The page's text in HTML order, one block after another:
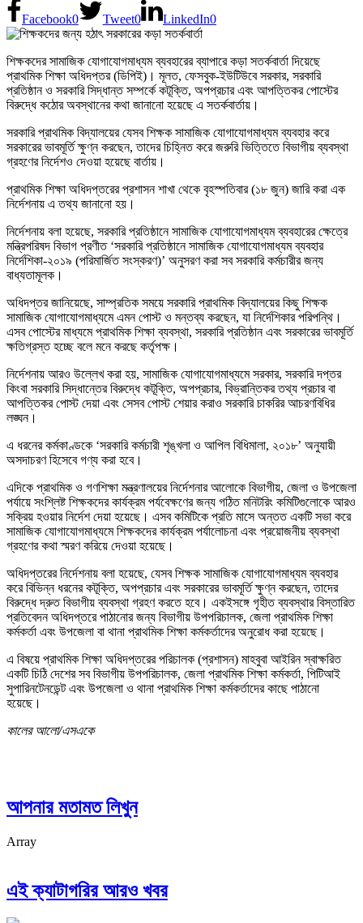
Facebook0 Tweet0 LinkedIn0
শিক্ষকদের সামাজিক যোগাযোগমাধ্যম ব্যবহারের ব্যাপারে কড়া সতর্কবার্তা দিয়েছে
প্রাথমিক শিক্ষা অধিদপ্তর (ডিপিই)। মূলত, ফেসবুক-ইউটিউবে সরকার, সরকারি
প্রতিষ্ঠান ও সরকারি সিদ্ধান্ত সম্পর্কে কটূক্তি, অপপ্রচার এবং আপত্তিকর পোস্টের
বিরুদ্ধে কঠোর অবস্থানের কথা জানানো হয়েছে এ সতর্কবার্তায়।
সরকারি প্রাথমিক বিদ্যালয়ের যেসব শিক্ষক সামাজিক যোগাযোগমাধ্যম ব্যবহার করে
সরকারের ভাবমূর্তি ক্ষুণ্ন করছেন, তাদের চিহ্নিত করে জরুরি ভিত্তিতে বিভাগীয় ব্যবস্থা
গ্রহণের নির্দেশও দেওয়া হয়েছে বার্তায়।
প্রাথমিক শিক্ষা অধিদপ্তরের প্রশাসন শাখা থেকে বৃহস্পতিবার (১৮ জুন) জারি করা এক
নির্দেশনায় এ তথ্য জানানো হয়।
নির্দেশনায় বলা হয়েছে, সরকারি প্রতিষ্ঠানে সামাজিক যোগাযোগমাধ্যম ব্যবহারের ক্ষেত্রে
মন্ত্রিপরিষদ বিভাগ প্রণীত ‘সরকারি প্রতিষ্ঠানে সামাজিক যোগাযোগমাধ্যম ব্যবহার
নির্দেশিকা-২০১৯ (পরিমার্জিত সংস্করণ)’ অনুসরণ করা সব সরকারি কর্মচারীর জন্য
বাধ্যতামূলক।
অধিদপ্তর জানিয়েছে, সাম্প্রতিক সময়ে সরকারি প্রাথমিক বিদ্যালয়ের কিছু শিক্ষক
সামাজিক যোগাযোগমাধ্যমে এমন পোস্ট ও মন্তব্য করছেন, যা নির্দেশিকার পরিপন্থি।
এসব পোস্টের মাধ্যমে প্রাথমিক শিক্ষা ব্যবস্থা, সরকারি প্রতিষ্ঠান এবং সরকারের ভাবমূর্তি
ক্ষতিগ্রস্ত হচ্ছে বলে মনে করছে কর্তৃপক্ষ।
নির্দেশনায় আরও উল্লেখ করা হয়, সামাজিক যোগাযোগমাধ্যমে সরকার, সরকারি দপ্তর
কিংবা সরকারি সিদ্ধান্তের বিরুদ্ধে কটূক্তি, অপপ্রচার, বিভ্রান্তিকর তথ্য প্রচার বা
আপত্তিকর পোস্ট দেয়া এবং সেসব পোস্ট শেয়ার করাও সরকারি চাকরির আচরণবিধির
লঙ্ঘন।
এ ধরনের কর্মকাণ্ডকে ‘সরকারি কর্মচারী শৃঙ্খলা ও আপিল বিধিমালা, ২০১৮’ অনুযায়ী
অসদাচরণ হিসেবে গণ্য করা হবে।
এদিকে প্রাথমিক ও গণশিক্ষা মন্ত্রণালয়ের নির্দেশনার আলোকে বিভাগীয়, জেলা ও উপজেলা
পর্যায়ে সংশ্লিষ্ট শিক্ষকদের কার্যক্রম পর্যবেক্ষণের জন্য গঠিত মনিটরিং কমিটিগুলোকে আরও
সক্রিয় হওয়ার নির্দেশ দেয়া হয়েছে। এসব কমিটিকে প্রতি মাসে অন্তত একটি সভা করে
সামাজিক যোগাযোগমাধ্যমে শিক্ষকদের কার্যক্রম পর্যালোচনা এবং প্রয়োজনীয় ব্যবস্থা
গ্রহণের কথা স্মরণ করিয়ে দেওয়া হয়েছে।
অধিদপ্তরের নির্দেশনায় বলা হয়েছে, যেসব শিক্ষক সামাজিক যোগাযোগমাধ্যম ব্যবহার
করে বিভিন্ন ধরনের কটূক্তি, অপপ্রচার এবং সরকারের ভাবমূর্তি ক্ষুণ্ন করছেন, তাদের
বিরুদ্ধে দ্রুত বিভাগীয় ব্যবস্থা গ্রহণ করতে হবে। একইসঙ্গে গৃহীত ব্যবস্থার বিস্তারিত
প্রতিবেদন অধিদপ্তরে পাঠানোর জন্য বিভাগীয় উপপরিচালক, জেলা প্রাথমিক শিক্ষা
কর্মকর্তা এবং উপজেলা বা থানা প্রাথমিক শিক্ষা কর্মকর্তাদের অনুরোধ করা হয়েছে।
এ বিষয়ে প্রাথমিক শিক্ষা অধিদপ্তরের পরিচালক (প্রশাসন) মাহবুবা আইরিন স্বাক্ষরিত
একটি চিঠি দেশের সব বিভাগীয় উপপরিচালক, জেলা প্রাথমিক শিক্ষা কর্মকর্তা, পিটিআই
সুপারিনটেনডেন্ট এবং উপজেলা ও থানা প্রাথমিক শিক্ষা কর্মকর্তাদের কাছে পাঠানো
হয়েছে।
কালের আলো/এসএকে
আপনার মতামত লিখুন
Array
এই ক্যাটাগরির আরও খবর